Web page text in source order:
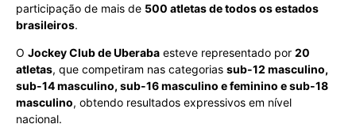
participação de mais de 500 atletas de todos os estados
brasileiros.
O Jockey Club de Uberaba esteve representado por 20
atletas, que competiram nas categorias sub-12 masculino,
sub-14 masculino, sub-16 masculino e feminino e sub-18
masculino, obtendo resultados expressivos em nível
nacional.